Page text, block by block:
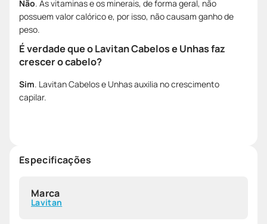
Não. As vitaminas e os minerais, de forma geral, não
possuem valor calórico e, por isso, não causam ganho de
peso.
É verdade que o Lavitan Cabelos e Unhas faz
crescer o cabelo?
Sim. Lavitan Cabelos e Unhas auxilia no crescimento
capilar.
Especificações
Marca
Lavitan